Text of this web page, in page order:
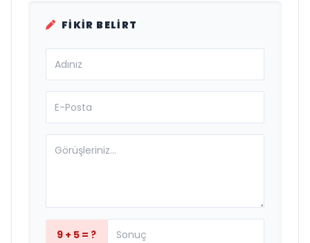
FIKIR BELIRT
9 + 5 = ?